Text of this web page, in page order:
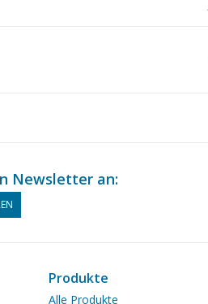
Newsletter an:
Produkte
Alle Produkte